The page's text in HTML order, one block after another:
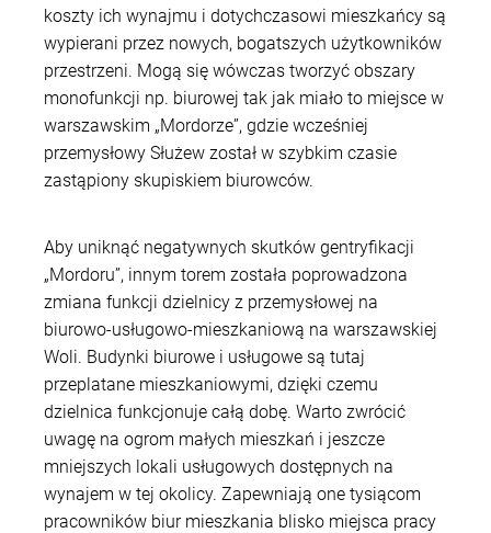
koszty ich wynajmu i dotychczasowi mieszkańcy są
wypierani przez nowych, bogatszych użytkowników
przestrzeni. Mogą się wówczas tworzyć obszary
monofunkcji np. biurowej tak jak miało to miejsce w
warszawskim „Mordorze”, gdzie wcześniej
przemysłowy Służew został w szybkim czasie
zastąpiony skupiskiem biurowców.
Aby uniknąć negatywnych skutków gentryfikacji
„Mordoru”, innym torem została poprowadzona
zmiana funkcji dzielnicy z przemysłowej na
biurowo-usługowo-mieszkaniową na warszawskiej
Woli. Budynki biurowe i usługowe są tutaj
przeplatane mieszkaniowymi, dzięki czemu
dzielnica funkcjonuje całą dobę. Warto zwrócić
uwagę na ogrom małych mieszkań i jeszcze
mniejszych lokali usługowych dostępnych na
wynajem w tej okolicy. Zapewniają one tysiącom
pracowników biur mieszkania blisko miejsca pracy